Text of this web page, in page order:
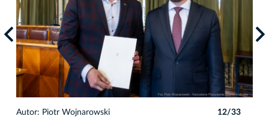
Autor: Piotr Wojnarowski 12/33